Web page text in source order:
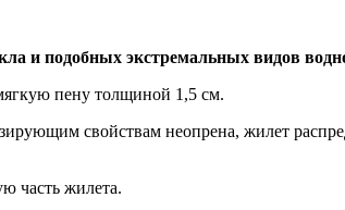
и подобных экстремальных видов
пену толщиной 1,5 см.
свойствам неопрена, жилет
часть жилета.